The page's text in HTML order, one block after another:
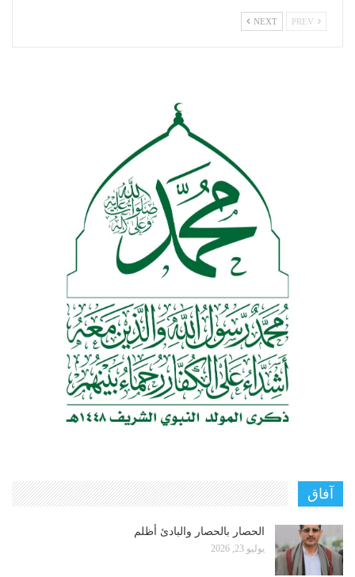
NEXT
آفاق
الحصار بالحصار والبادئ أظلم
يوليو 23, 2026